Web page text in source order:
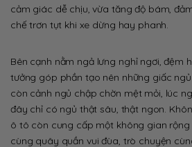
cảm giác dễ chịu, vừa tăng độ bám,
chế trơn tụt khi xe dừng hay phanh.
Bên cạnh nằm ngả lưng nghỉ ngơi, đệm
tưởng góp phần tạo nên những giấc
còn cảnh ngủ chập chờn mệt mỏi, lúc
đây chỉ có ngủ thật sâu, thật ngon.
ô tô còn cung cấp một không gian rộng
cùng quây quần vui đùa, trò chuyện